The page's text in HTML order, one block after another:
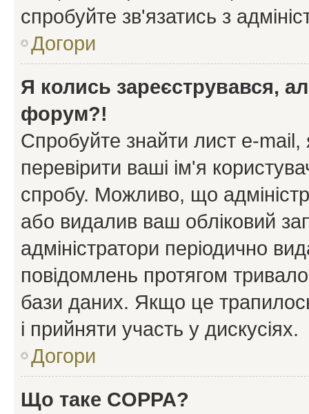
спробуйте зв'язатись з
Догори
Я колись зареєструвався,
форум?!
Спробуйте знайти лист e-mail,
перевірити ваші ім'я
спробу. Можливо, що
або видалив ваш обліковий
адміністратори періодично
повідомлень протягом
бази даних. Якщо це
і прийняти участь у дискусіях.
Догори
Що таке COPPA?